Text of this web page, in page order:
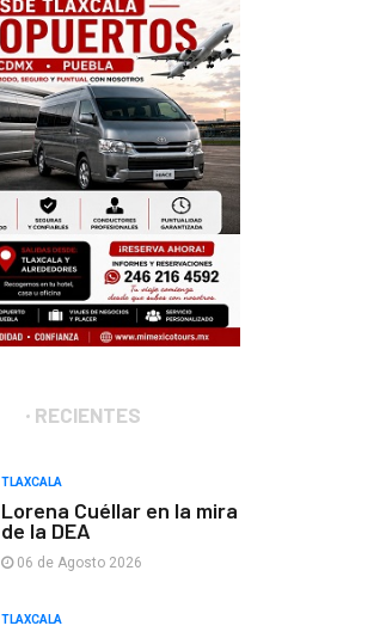
RECIENTES
TLAXCALA
Lorena Cuéllar en la mira
de la DEA
06 de Agosto 2026
TLAXCALA